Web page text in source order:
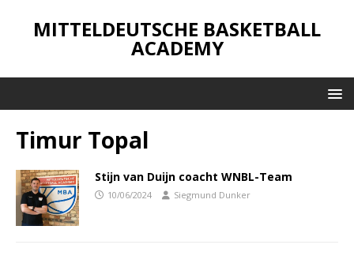
MITTELDEUTSCHE BASKETBALL
ACADEMY
Timur Topal
Stijn van Duijn coacht WNBL-Team
10/06/2024 Siegmund Dunker